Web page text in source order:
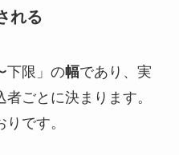
れる
下限」の幅であり、実
ごとに決まります。
です。